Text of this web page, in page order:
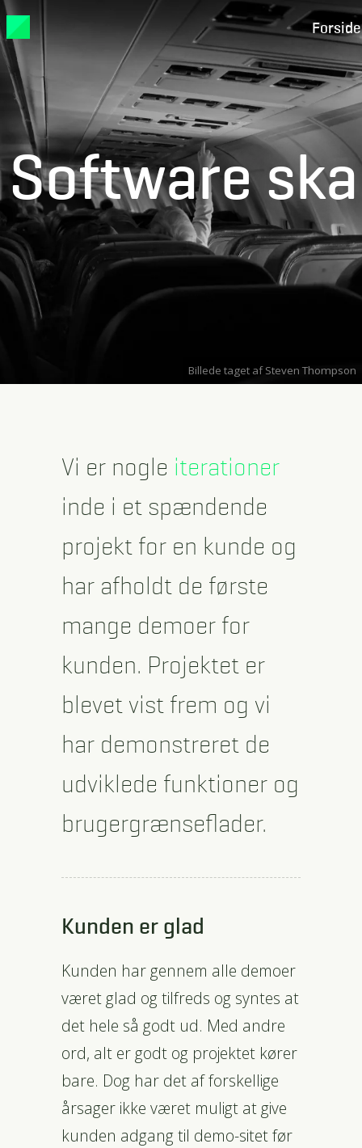
Forside
Software
Billede taget af Steven Thompson
Vi er nogle iterationer
inde i et spændende
projekt for en kunde og
har afholdt de første
mange demoer for
kunden. Projektet er
blevet vist frem og vi
har demonstreret de
udviklede funktioner og
brugergrænseflader.
Kunden er glad
Kunden har gennem alle demoer
været glad og tilfreds og syntes at
det hele så godt ud. Med andre
ord, alt er godt og projektet kører
bare. Dog har det af forskellige
årsager ikke været muligt at give
kunden adgang til demo-sitet før